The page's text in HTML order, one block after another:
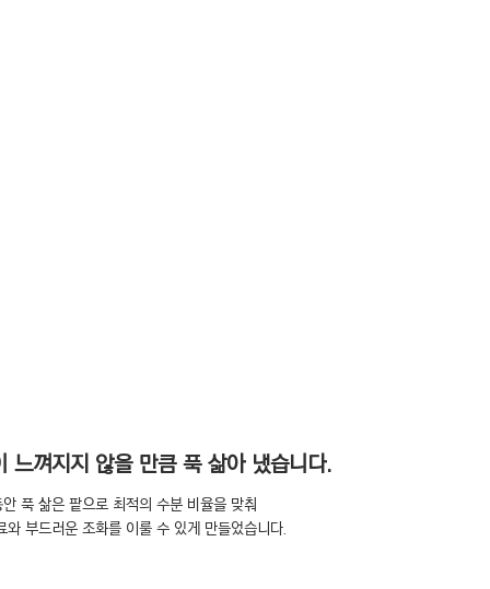
느껴지지 않을 만큼 푹 삶아 냈습니다.
푹 삶은 팥으로 최적의 수분 비율을 맞춰
와 부드러운 조화를 이룰 수 있게 만들었습니다.